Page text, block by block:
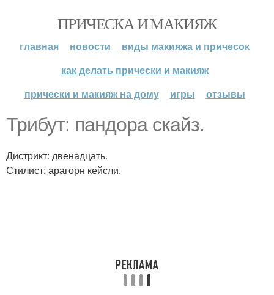
ПРИЧЕСКА И МАКИЯЖ
главная новости
виды макияжа и причесок
как делать прически и макияж
прически и макияж на дому
игры отзывы
Трибут: пандора скайз.
Дистрикт: двенадцать.
Стилист: арагорн кейсли.